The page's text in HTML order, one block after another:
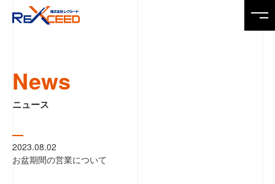
Top トップページ
Service
News
ニュース
2023.08.02
お盆期間の営業について